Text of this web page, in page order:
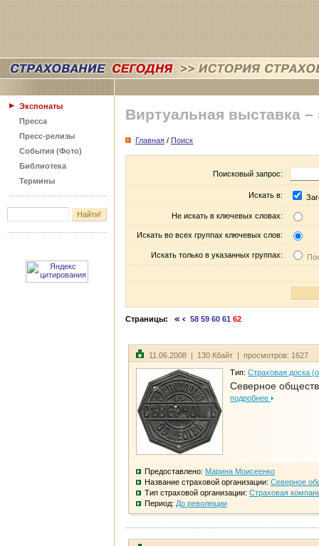
Экспонаты
Пресса
Пресс-релизы
События (Фото)
Библиотека
Термины
Виртуальная выставка –
Главная / Поиск
Поисковый запрос:
Искать в:
Не искать в ключевых словах:
Искать во всех группах ключевых слов:
Искать только в указанных группах:
Страницы: 58 59 60 61 62
11.06.2008 | 130 Кбайт | просмотров: 1627
Тип: Страховая доска
Северное
подробнее
Предоставлено: Марина Моисеенко
Название страховой организации: Северное
Тип страховой организации: Страховая
Период: До революции